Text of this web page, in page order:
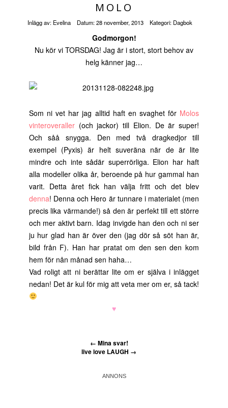
MOLO
Inlägg av: Evelina Datum:28 november, 2013 Kategori: Dagbok
Godmorgon!
Nu kör vi TORSDAG! Jag är i stort, stort behov av
helg känner jag…
Som ni vet har jag alltid haft en svaghet för Molos
vinteroveraller (och jackor) till Elion. De är super!
Och såå snygga. Den med två dragkedjor till
exempel (Pyxis) är helt suveräna när de är lite
mindre och inte sådär superrörliga. Elion har haft
alla modeller olika år, beroende på hur gammal han
varit. Detta året fick han välja fritt och det blev
denna! Denna och Hero är tunnare i materialet (men
precis lika värmande!) så den är perfekt till ett större
och mer aktivt barn. Idag invigde han den och ni ser
ju hur glad han är över den (jag dör så söt han är,
bild från F). Han har pratat om den sen den kom
hem för nån månad sen haha…
Vad roligt att ni berättar lite om er själva i inlägget
nedan! Det är kul för mig att veta mer om er, så tack!
♥
← Mina svar!
live love LAUGH →